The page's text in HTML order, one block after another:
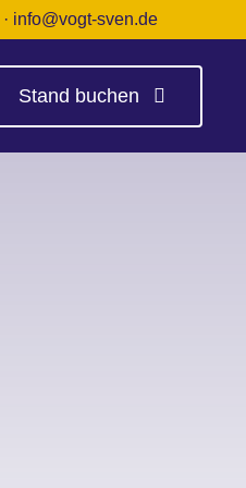
· info@vogt-sven.de
Stand buchen